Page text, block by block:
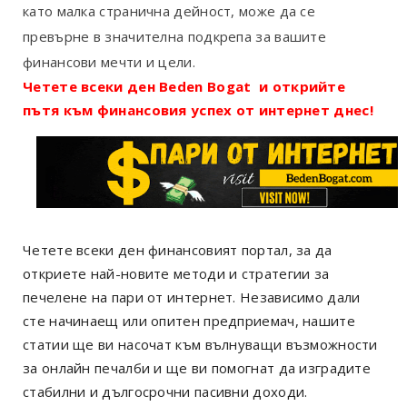
като малка странична дейност, може да се
превърне в значителна подкрепа за вашите
финансови мечти и цели.
Четете всеки ден Beden Bogat и открийте
пътя към финансовия успех от интернет днес!
Четете всеки ден финансовият портал, за да
откриете най-новите методи и стратегии за
печелене на пари от интернет. Независимо дали
сте начинаещ или опитен предприемач, нашите
статии ще ви насочат към вълнуващи възможности
за онлайн печалби и ще ви помогнат да изградите
стабилни и дългосрочни пасивни доходи.